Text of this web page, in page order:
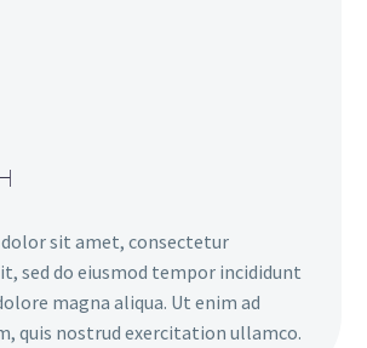
sit amet, consectetur
sed do eiusmod tempor incididunt
magna aliqua. Ut enim ad
quis nostrud exercitation ullamco.